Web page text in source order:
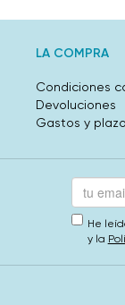
LA COMPRA
Condiciones
Devoluciones
Gastos y
He
y la